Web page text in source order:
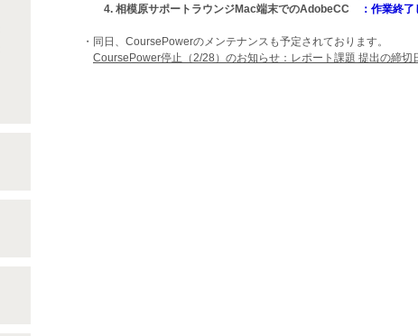
4. 相模原サポートラウンジMac端末でのAdobeCC
：作業終
・同日、CoursePowerのメンテナンスも予定されております。
CoursePower停止（2/28）のお知らせ：レポート課題 提出の締切